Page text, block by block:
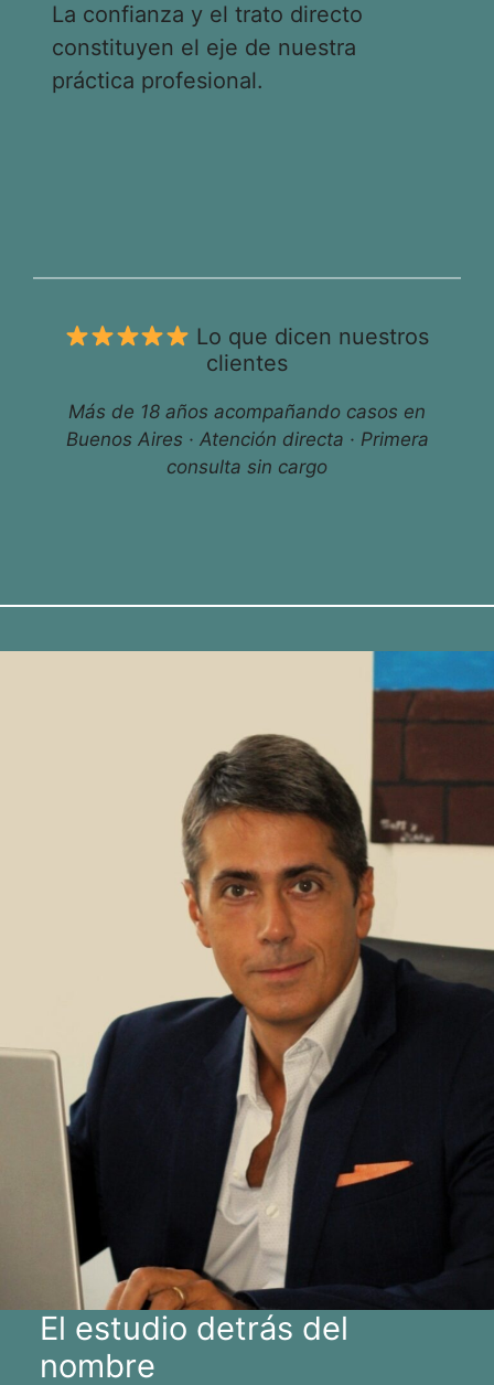
La confianza y el trato directo
constituyen el eje de nuestra
práctica profesional.
Lo que dicen nuestros
clientes
Más de 18 años acompañando casos en
Buenos Aires · Atención directa · Primera
consulta sin cargo
El estudio detrás del
nombre